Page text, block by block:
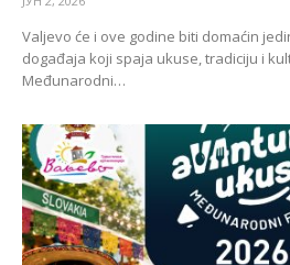
Valjevo će i ove godine biti domaćin
događaja koji spaja ukuse, tradiciju i
Međunarodni…